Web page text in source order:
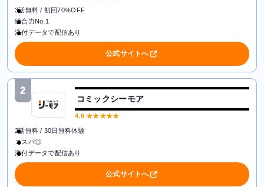
3話無料 / 初回70%OFF
総合力No.1
添付データで配信あり
公式サイトへ
2
コミックシーモア
4.6★★★★★
2話無料 / 30日無料体験
コスパ◎
添付データで配信あり
公式サイトへ